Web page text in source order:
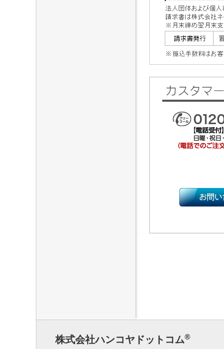
株式会社ハンコヤドットコム®